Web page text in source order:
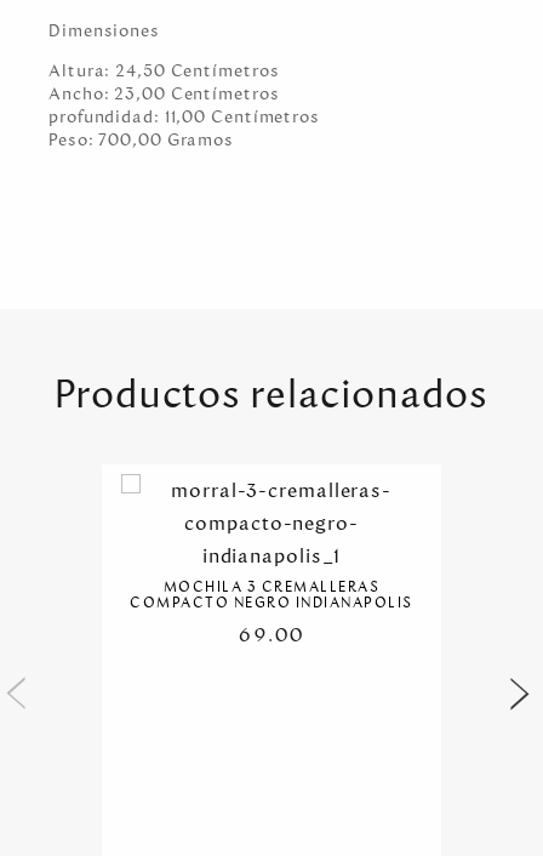
Dimensiones
Altura: 24,50 Centímetros
Ancho: 23,00 Centímetros
profundidad: 11,00 Centímetros
Peso:700,00 Gramos
Productos relacionados
MOCHILA 3 CREMALLERAS
COMPACTO NEGRO INDIANAPOLIS
69.00